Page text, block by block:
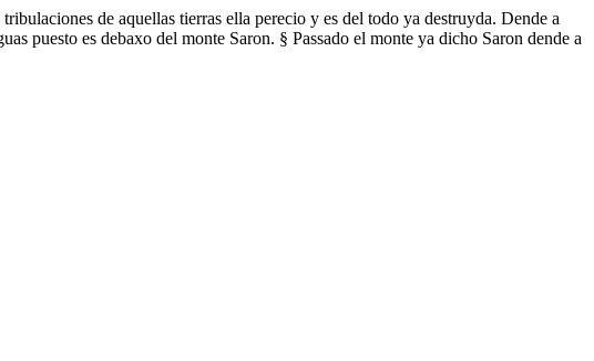
de aquellas tierras ella perecio y es del todo ya destruyda. Dende a
puesto es debaxo del monte Saron. § Passado el monte ya dicho Saron dende a